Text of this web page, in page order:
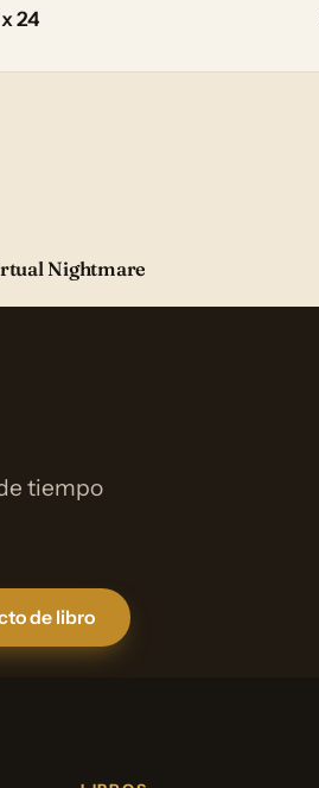
24
Nightmare
tiempo
de libro